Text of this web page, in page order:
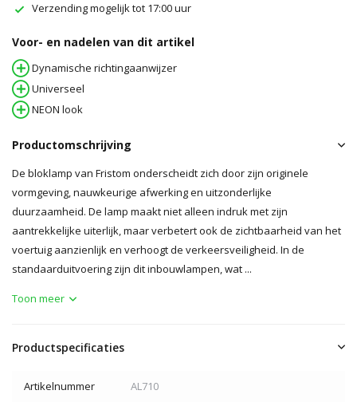
Verzending mogelijk tot 17:00 uur
Voor- en nadelen van dit artikel
Dynamische richtingaanwijzer
Universeel
NEON look
Productomschrijving
De bloklamp van Fristom onderscheidt zich door zijn originele
vormgeving, nauwkeurige afwerking en uitzonderlijke
duurzaamheid. De lamp maakt niet alleen indruk met zijn
aantrekkelijke uiterlijk, maar verbetert ook de zichtbaarheid van het
voertuig aanzienlijk en verhoogt de verkeersveiligheid. In de
standaarduitvoering zijn dit inbouwlampen, wat ...
Toon meer
Productspecificaties
Artikelnummer AL710